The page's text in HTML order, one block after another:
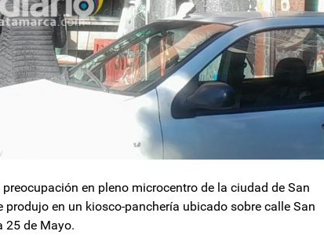
en pleno microcentro de la ciudad de San
en un kiosco-panchería ubicado sobre calle San
25 de Mayo.